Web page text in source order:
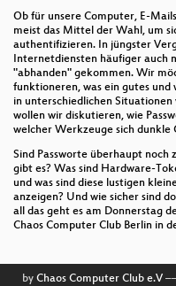
Ob für unsere Computer, E-
meist das Mittel der Wahl, um
authentifizieren. In jüngster
Internetdiensten häufiger auch
"abhanden" gekommen. Wir
funktioneren, was ein gutes und
in unterschiedlichen
wollen wir diskutieren, wie
welcher Werkzeuge sich dunkle
Sind Passworte überhaupt
gibt es? Was sind Hardware-
und was sind diese lustigen
anzeigen? Und wie sicher sind
all das geht es am Donnerstag
Chaos Computer Club Berlin in
by Chaos Computer Club e.V